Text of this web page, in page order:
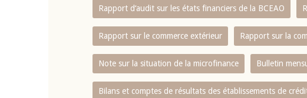
Rapport d‘audit sur les états financiers de la BCEAO
Rapport sur le commerce extérieur Rapport sur la
Note sur la situation de la microfinance Bulletin
Bilans et comptes de résultats des établissements de